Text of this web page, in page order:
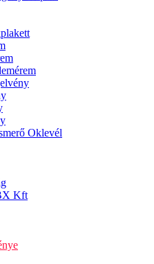
Oklevél
Kft